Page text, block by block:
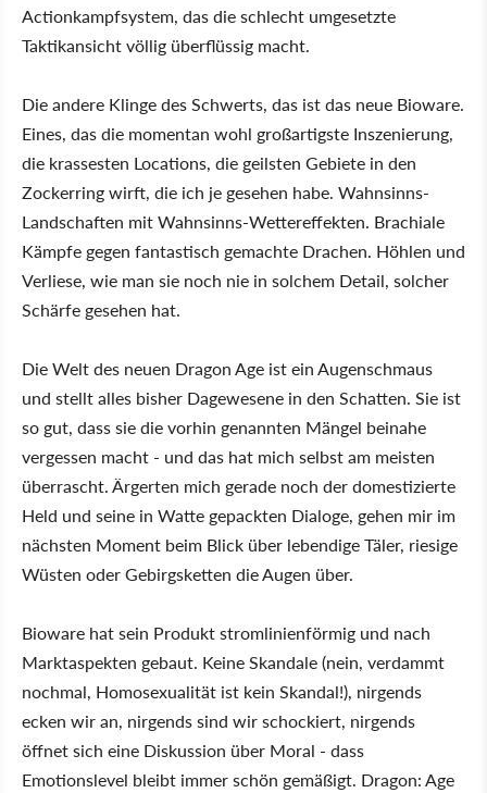
Actionkampfsystem, das die schlecht umgesetzte
Taktikansicht völlig überflüssig macht.
Die andere Klinge des Schwerts, das ist das neue Bioware.
Eines, das die momentan wohl großartigste Inszenierung,
die krassesten Locations, die geilsten Gebiete in den
Zockerring wirft, die ich je gesehen habe. Wahnsinns-
Landschaften mit Wahnsinns-Wettereffekten. Brachiale
Kämpfe gegen fantastisch gemachte Drachen. Höhlen und
Verliese, wie man sie noch nie in solchem Detail, solcher
Schärfe gesehen hat.
Die Welt des neuen Dragon Age ist ein Augenschmaus
und stellt alles bisher Dagewesene in den Schatten. Sie ist
so gut, dass sie die vorhin genannten Mängel beinahe
vergessen macht - und das hat mich selbst am meisten
überrascht. Ärgerten mich gerade noch der domestizierte
Held und seine in Watte gepackten Dialoge, gehen mir im
nächsten Moment beim Blick über lebendige Täler, riesige
Wüsten oder Gebirgsketten die Augen über.
Bioware hat sein Produkt stromlinienförmig und nach
Marktaspekten gebaut. Keine Skandale (nein, verdammt
nochmal, Homosexualität ist kein Skandal!), nirgends
ecken wir an, nirgends sind wir schockiert, nirgends
öffnet sich eine Diskussion über Moral - dass
Emotionslevel bleibt immer schön gemäßigt. Dragon: Age